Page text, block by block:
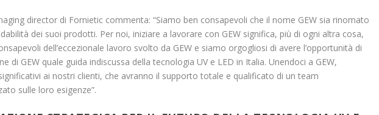
director di Fornietic commenta: “Siamo ben consapevoli che il nome GEW sia rinomato
dei suoi prodotti. Per noi, iniziare a lavorare con GEW significa, più di ogni altra cosa,
dell’eccezionale lavoro svolto da GEW e siamo orgogliosi di avere l’opportunità di
di GEW quale guida indiscussa della tecnologia UV e LED in Italia. Unendoci a GEW,
ai nostri clienti, che avranno il supporto totale e qualificato di un team
sulle loro esigenze”.